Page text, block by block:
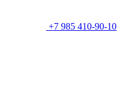
+7 985 410-90-10